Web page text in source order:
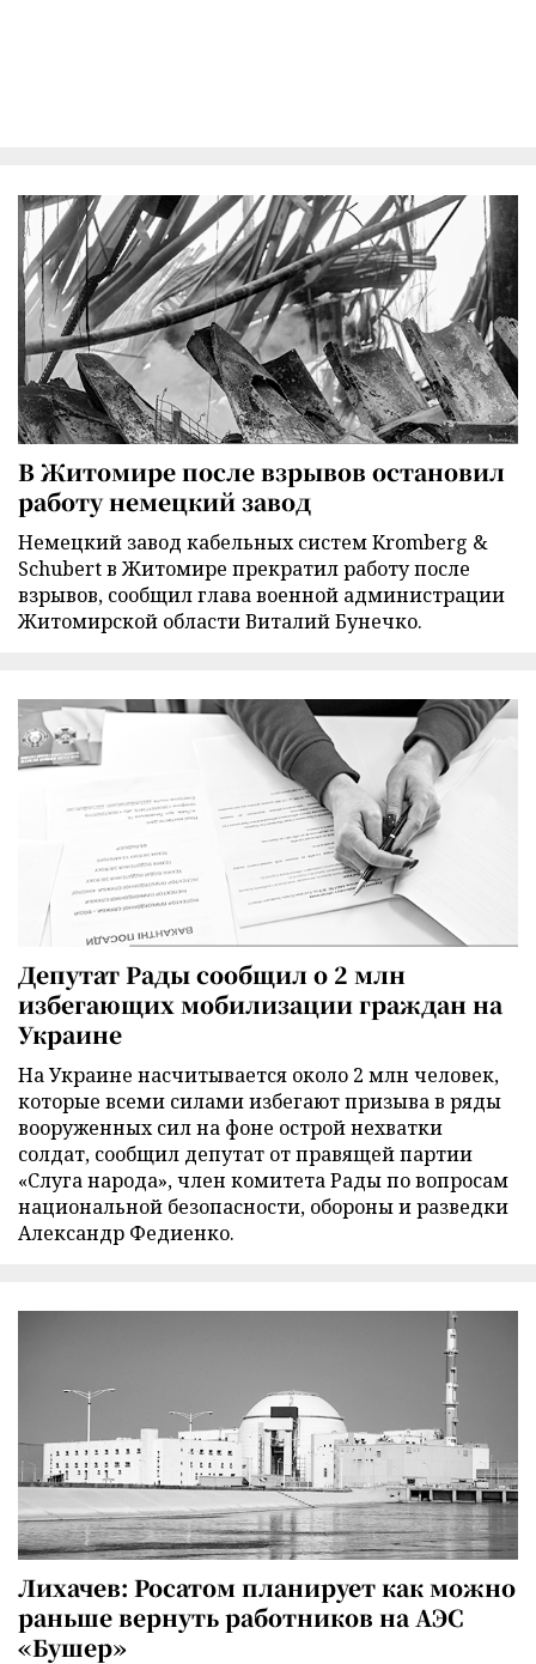
В Житомире после взрывов остановил
работу немецкий завод
Немецкий завод кабельных систем Kromberg &
Schubert в Житомире прекратил работу после
взрывов, сообщил глава военной администрации
Житомирской области Виталий Бунечко.
Депутат Рады сообщил о 2 млн
избегающих мобилизации граждан на
Украине
На Украине насчитывается около 2 млн человек,
которые всеми силами избегают призыва в ряды
вооруженных сил на фоне острой нехватки
солдат, сообщил депутат от правящей партии
«Слуга народа», член комитета Рады по вопросам
национальной безопасности, обороны и разведки
Александр Федиенко.
Лихачев: Росатом планирует как можно
раньше вернуть работников на АЭС
«Бушер»